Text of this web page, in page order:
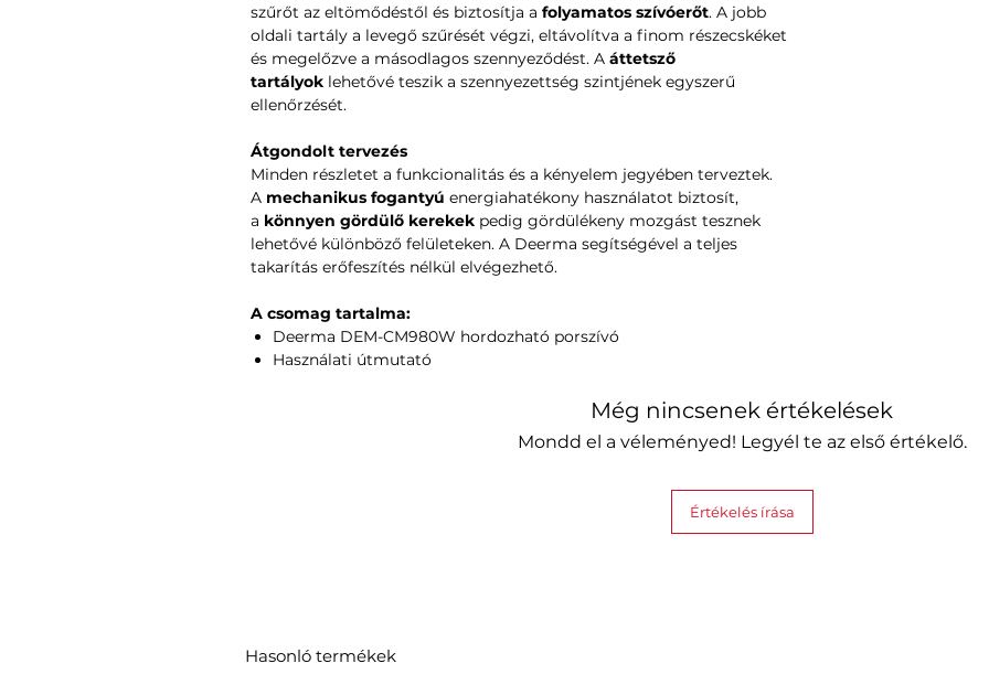
szűrőt az eltömődéstől és biztosítja a folyamatos szívóerőt. A jobb
oldali tartály a levegő szűrését végzi, eltávolítva a finom részecskéket
és megelőzve a másodlagos szennyeződést. A áttetsző
tartályok lehetővé teszik a szennyezettség szintjének egyszerű
ellenőrzését.
Átgondolt tervezés
Minden részletet a funkcionalitás és a kényelem jegyében terveztek.
A mechanikus fogantyú energiahatékony használatot biztosít,
a könnyen gördülő kerekek pedig gördülékeny mozgást tesznek
lehetővé különböző felületeken. A Deerma segítségével a teljes
takarítás erőfeszítés nélkül elvégezhető.
A csomag tartalma:
Deerma DEM-CM980W hordozható porszívó
Használati útmutató
Még nincsenek értékelések
Mondd el a véleményed! Legyél te az első értékelő.
Értékelés írása
Hasonló termékek